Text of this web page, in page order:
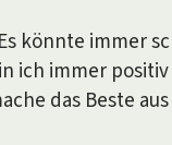
und
von
könnte immer
ich immer
das Beste